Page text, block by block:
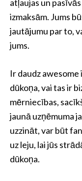
atļaujas un
izmaksām. Jums
jautājumu par to,
jums.
Ir daudz
dūkoņa, vai tas ir
mērniecības,
jaunā uzņēmuma
uzzināt, var būt
uz leju, lai jūs
dūkoņa.